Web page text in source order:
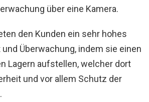
über eine Kamera.
den Kunden ein sehr hohes
Überwachung, indem sie einen
Lagern aufstellen, welcher dort
und vor allem Schutz der